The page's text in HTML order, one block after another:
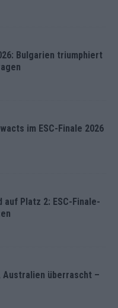
Bulgarien triumphiert
im ESC-Finale 2026
auf Platz 2: ESC-Finale-
Australien überrascht –